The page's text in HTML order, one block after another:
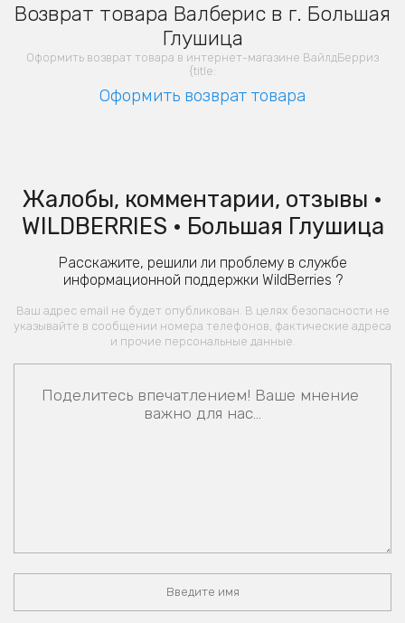
Возврат товара Валберис в г. Большая
Глушица
Оформить возврат товара в интернет-магазине ВайлдБерриз
{title:
Оформить возврат товара
Жалобы, комментарии, отзывы •
WILDBERRIES • Большая Глушица
Расскажите, решили ли проблему в службе
информационной поддержки WildBerries ?
Ваш адрес email не будет опубликован. В целях безопасности не
указывайте в сообщении номера телефонов, фактические адреса
и прочие персональные данные.